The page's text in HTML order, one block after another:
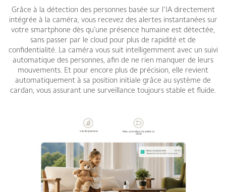
Grâce à la détection des personnes basée sur l’IA directement
intégrée à la caméra, vous recevez des alertes instantanées sur
votre smartphone dès qu’une présence humaine est détectée,
sans passer par le cloud pour plus de rapidité et de
confidentialité. La caméra vous suit intelligemment avec un suivi
automatique des personnes, afin de ne rien manquer de leurs
mouvements. Et pour encore plus de précision, elle revient
automatiquement à sa position initiale grâce au système de
cardan, vous assurant une surveillance toujours stable et fluide.